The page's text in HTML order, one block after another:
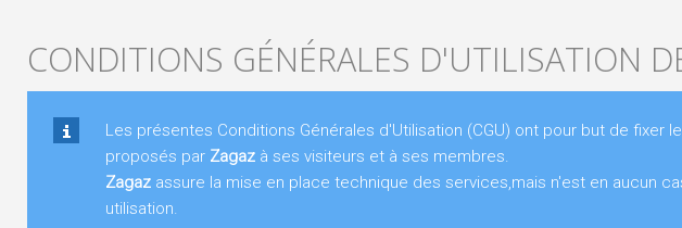
CONDITIONS GÉNÉRALES D'UTILISATION
Les présentes Conditions Générales d'Utilisation (CGU) ont pour but de fixer
proposés par Zagaz à ses visiteurs et à ses membres.
Zagaz assure la mise en place technique des services,mais n'est en aucun
utilisation.